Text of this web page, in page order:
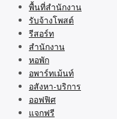
พื้นที่สำนักงาน
รับจ้างโพสต์
รีสอร์ท
สำนักงาน
หอพัก
อพาร์ทเม้นท์
อสังหา-บริการ
ออฟฟิศ
แจกฟรี